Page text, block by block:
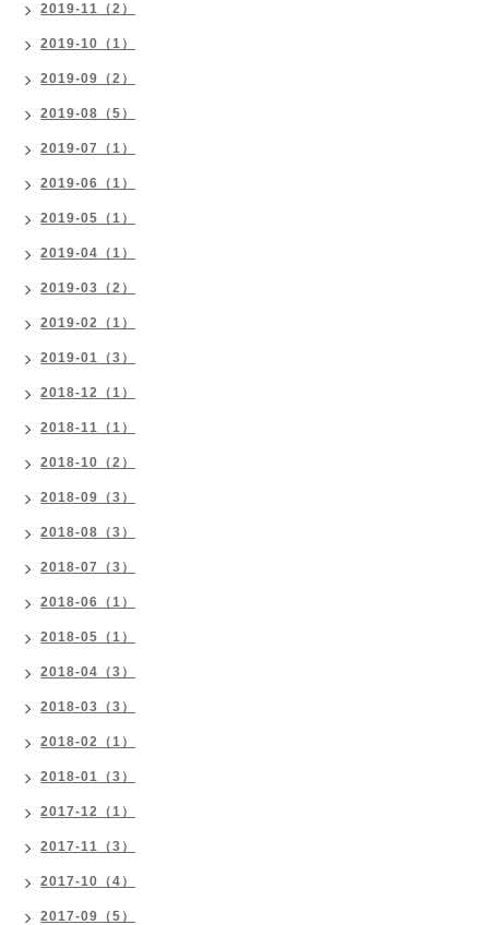
2019-11（2）
2019-10（1）
2019-09（2）
2019-08（5）
2019-07（1）
2019-06（1）
2019-05（1）
2019-04（1）
2019-03（2）
2019-02（1）
2019-01（3）
2018-12（1）
2018-11（1）
2018-10（2）
2018-09（3）
2018-08（3）
2018-07（3）
2018-06（1）
2018-05（1）
2018-04（3）
2018-03（3）
2018-02（1）
2018-01（3）
2017-12（1）
2017-11（3）
2017-10（4）
2017-09（5）